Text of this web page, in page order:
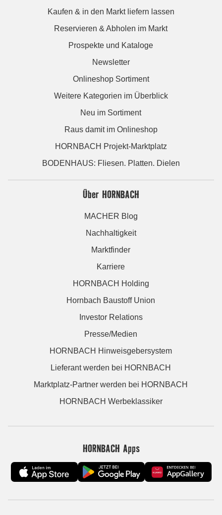
Kaufen & in den Markt liefern lassen
Reservieren & Abholen im Markt
Prospekte und Kataloge
Newsletter
Onlineshop Sortiment
Weitere Kategorien im Überblick
Neu im Sortiment
Raus damit im Onlineshop
HORNBACH Projekt-Marktplatz
BODENHAUS: Fliesen. Platten. Dielen
Über HORNBACH
MACHER Blog
Nachhaltigkeit
Marktfinder
Karriere
HORNBACH Holding
Hornbach Baustoff Union
Investor Relations
Presse/Medien
HORNBACH Hinweisgebersystem
Lieferant werden bei HORNBACH
Marktplatz-Partner werden bei HORNBACH
HORNBACH Werbeklassiker
HORNBACH Apps